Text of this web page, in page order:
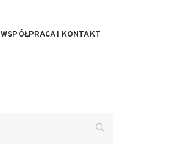
WSPÓŁPRACA I KONTAKT